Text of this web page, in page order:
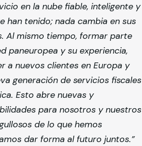
en la nube fiable, inteligente y
han tenido; nada cambia en sus
Al mismo tiempo, formar parte
paneuropea y su experiencia,
a nuevos clientes en Europa y
generación de servicios fiscales
Esto abre nuevas y
para nosotros y nuestros
de lo que hemos
dar forma al futuro juntos.”